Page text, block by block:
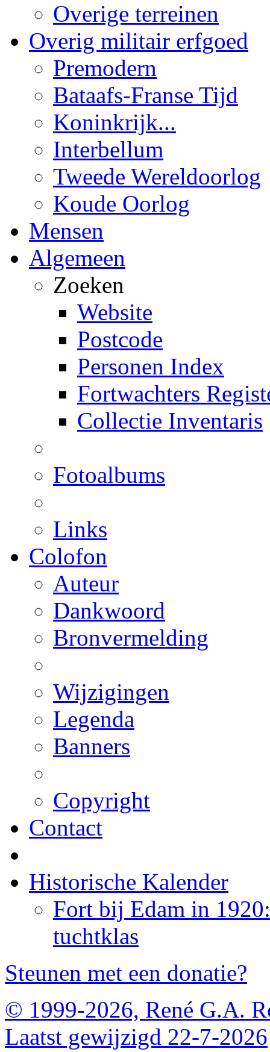
Overige terreinen
Overig militair erfgoed
Premodern
Bataafs-Franse Tijd
Koninkrijk...
Interbellum
Tweede Wereldoorlog
Koude Oorlog
Mensen
Algemeen
Zoeken
Website
Postcode
Personen Index
Fortwachters
Collectie Inventaris
Fotoalbums
Links
Colofon
Auteur
Dankwoord
Bronvermelding
Wijzigingen
Legenda
Banners
Copyright
Contact
Historische Kalender
Fort bij Edam in
tuchtklas
Steunen met een donatie?
© 1999-2026, René G.A.
Laatst gewijzigd 22-7-2026